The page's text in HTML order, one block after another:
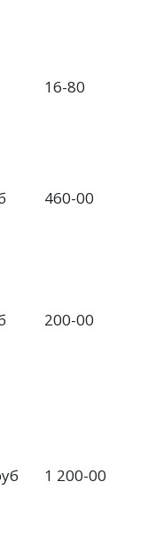
16-80
460-00
200-00
1 200-00